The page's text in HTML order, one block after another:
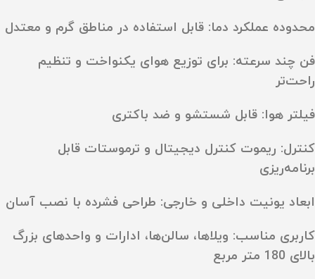
محدوده عملکرد دما: قابل استفاده در مناطق گرم و معتدل
فن چند سرعته: برای توزیع هوای یکنواخت و تنظیم
راحت‌تر
فیلتر هوا: قابل شستشو و ضد باکتری
کنترل: ریموت کنترل دیجیتال و ترموستات قابل
برنامه‌ریزی
ابعاد یونیت داخلی و خارجی: طراحی فشرده با نصب آسان
کاربری مناسب: ویلاها، سالن‌ها، ادارات و واحدهای بزرگ
بالای 180 متر مربع